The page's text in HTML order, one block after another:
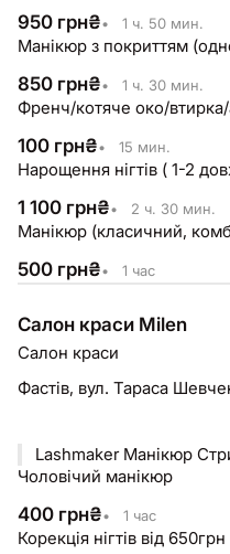
950 грн₴• 1 ч. 50 мин.
Манікюр з покриттям
850 грн₴• 1 ч. 30 мин.
Френч/котяче око/
100 грн₴• 15 мин.
Нарощення нігтів ( 1-2
1 100 грн₴• 2 ч. 30 мин.
Манікюр (класичний,
500 грн₴• 1 час
Салон краси Milen
Салон краси
Фастів, вул. Тараса
Lashmaker
Чоловічий манікюр
400 грн₴• 1 час
Корекція нігтів від 650грн